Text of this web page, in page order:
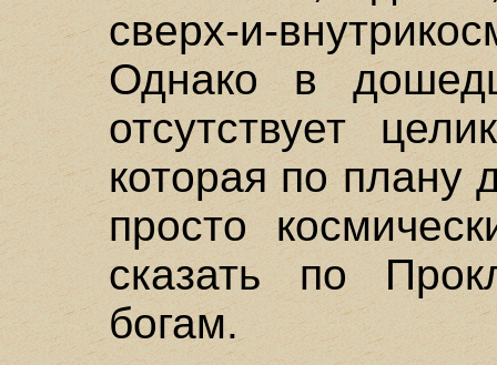
сверх-и-
Однако в
отсутствует
которая по плану
просто
сказать по
богам.